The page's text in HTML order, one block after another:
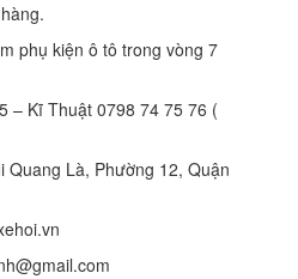
phụ kiện ô tô trong vòng 7
– Kĩ Thuật 0798 74 75 76 (
Là, Phường 12, Quận